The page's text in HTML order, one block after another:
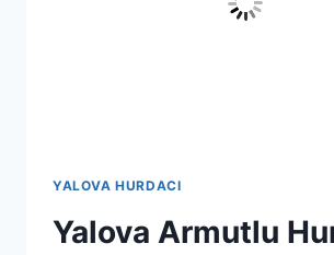
YALOVA HURDACI
Yalova Armutlu